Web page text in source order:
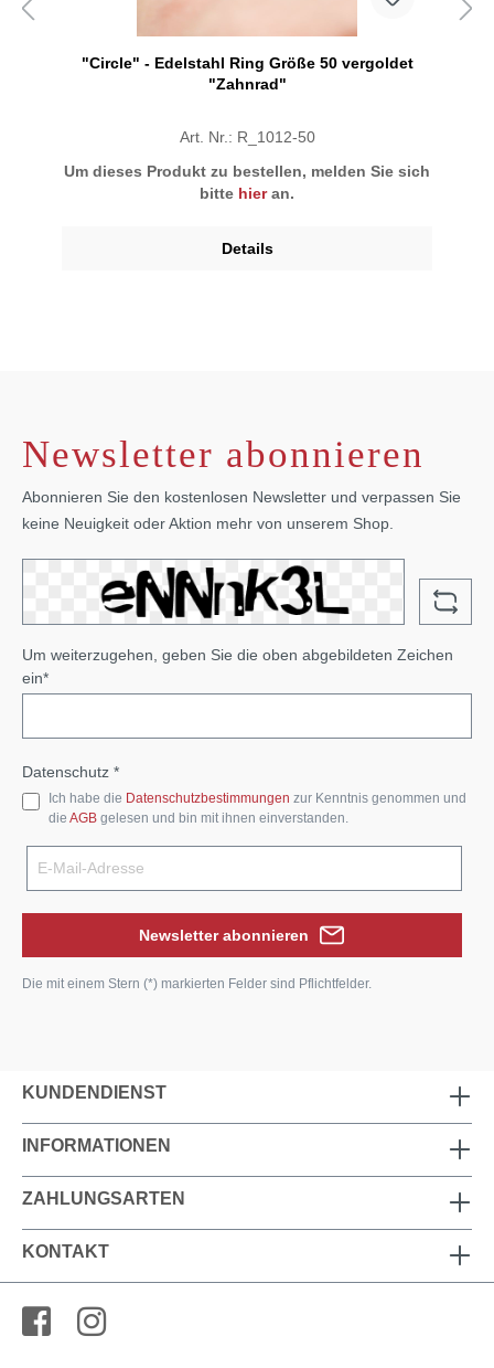
"Circle" - Edelstahl Ring Größe 50 vergoldet
"Zahnrad"
Art. Nr.: R_1012-50
Um dieses Produkt zu bestellen, melden Sie sich
bitte hieran.
Details
Newsletter abonnieren
Abonnieren Sie den kostenlosen Newsletter und verpassen Sie
keine Neuigkeit oder Aktion mehr von unserem Shop.
Um weiterzugehen, geben Sie die oben abgebildeten Zeichen
ein*
Datenschutz *
Ich habe die Datenschutzbestimmungen zur Kenntnis genommen und
die AGB gelesen und bin mit ihnen einverstanden.
Newsletter abonnieren
Die mit einem Stern (*) markierten Felder sind Pflichtfelder.
KUNDENDIENST
INFORMATIONEN
ZAHLUNGSARTEN
KONTAKT